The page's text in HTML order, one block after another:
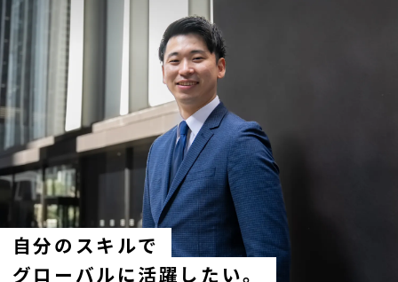
ー
リ
ー」
ハ
ッ
シ
タ
グ
自分のスキルで
グローバルに活躍したい。